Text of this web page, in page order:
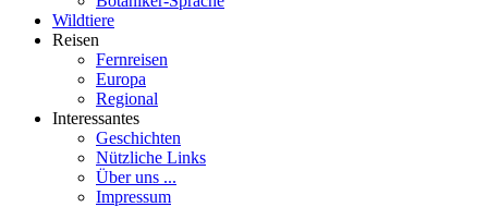
Wildtiere
Reisen
Fernreisen
Europa
Regional
Interessantes
Geschichten
Nützliche Links
Über uns ...
Impressum